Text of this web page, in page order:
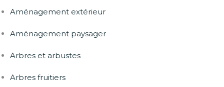
Aménagement extérieur
Aménagement paysager
Arbres et arbustes
Arbres fruitiers